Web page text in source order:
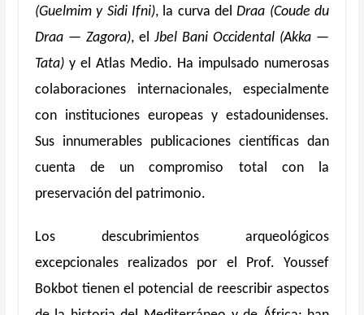
(Guelmim y Sidi Ifni), la curva delDraa (Coude du
Draa — Zagora), el Jbel Bani Occidental (Akka —
Tata) y el Atlas Medio. Ha impulsado numerosas
colaboraciones internacionales, especialmente
con instituciones europeas y estadounidenses.
Sus innumerables publicaciones científicas dan
cuenta de un compromiso total con la
preservación del patrimonio.
Los descubrimientos arqueológicos
excepcionales realizados por el Prof. Youssef
Bokbot tienen el potencial de reescribir aspectos